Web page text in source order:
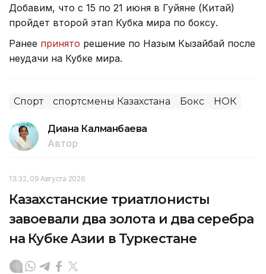
Добавим, что с 15 по 21 июня в Гуйяне (Китай)
пройдет второй этап Кубка мира по боксу.
Ранее принято решение по Назым Кызайбай после
неудачи на Кубке мира.
Спорт спортсмены Казахстана Бокс НОК
Диана Калманбаева
Автор
13:32, 09 Августа 2026
Казахстанские триатлонисты
завоевали два золота и два серебра
на Кубке Азии в Туркестане